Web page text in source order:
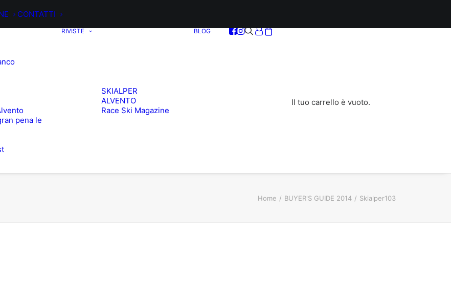
CONTATTI
pena le
RIVISTE
SKIALPER
ALVENTO
Race Ski Magazine
BLOG
Il tuo carrello è vuoto.
Home BUYER'S GUIDE 2014 Skialper103